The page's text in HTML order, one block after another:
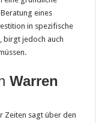
eines
in spezifische
birgt jedoch auch
Warren
Zeiten sagt über den